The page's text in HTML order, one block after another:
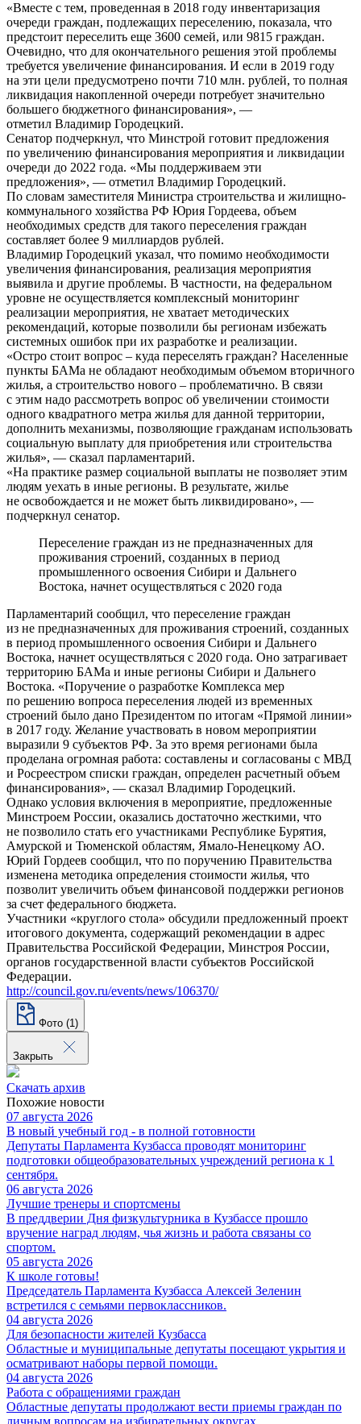
«Вместе с тем, проведенная в 2018 году инвентаризация
очереди граждан, подлежащих переселению, показала, что
предстоит переселить еще 3600 семей, или 9815 граждан.
Очевидно, что для окончательного решения этой проблемы
требуется увеличение финансирования. И если в 2019 году
на эти цели предусмотрено почти 710 млн. рублей, то полная
ликвидация накопленной очереди потребует значительно
большего бюджетного финансирования», —
отметил Владимир Городецкий.
Сенатор подчеркнул, что Минстрой готовит предложения
по увеличению финансирования мероприятия и ликвидации
очереди до 2022 года. «Мы поддерживаем эти
предложения», — отметил Владимир Городецкий.
По словам заместителя Министра строительства и жилищно-
коммунального хозяйства РФ Юрия Гордеева, объем
необходимых средств для такого переселения граждан
составляет более 9 миллиардов рублей.
Владимир Городецкий указал, что помимо необходимости
увеличения финансирования, реализация мероприятия
выявила и другие проблемы. В частности, на федеральном
уровне не осуществляется комплексный мониторинг
реализации мероприятия, не хватает методических
рекомендаций, которые позволили бы регионам избежать
системных ошибок при их разработке и реализации.
«Остро стоит вопрос – куда переселять граждан? Населенные
пункты БАМа не обладают необходимым объемом вторичного
жилья, а строительство нового – проблематично. В связи
с этим надо рассмотреть вопрос об увеличении стоимости
одного квадратного метра жилья для данной территории,
дополнить механизмы, позволяющие гражданам использовать
социальную выплату для приобретения или строительства
жилья», — сказал парламентарий.
«На практике размер социальной выплаты не позволяет этим
людям уехать в иные регионы. В результате, жилье
не освобождается и не может быть ликвидировано», —
подчеркнул сенатор.
Переселение граждан из не предназначенных для
проживания строений, созданных в период
промышленного освоения Сибири и Дальнего
Востока, начнет осуществляться с 2020 года
Парламентарий сообщил, что переселение граждан
из не предназначенных для проживания строений, созданных
в период промышленного освоения Сибири и Дальнего
Востока, начнет осуществляться с 2020 года. Оно затрагивает
территорию БАМа и иные регионы Сибири и Дальнего
Востока. «Поручение о разработке Комплекса мер
по решению вопроса переселения людей из временных
строений было дано Президентом по итогам «Прямой линии»
в 2017 году. Желание участвовать в новом мероприятии
выразили 9 субъектов РФ. За это время регионами была
проделана огромная работа: составлены и согласованы с МВД
и Росреестром списки граждан, определен расчетный объем
финансирования», — сказал Владимир Городецкий.
Однако условия включения в мероприятие, предложенные
Минстроем России, оказались достаточно жесткими, что
не позволило стать его участниками Республике Бурятия,
Амурской и Тюменской областям, Ямало-Ненецкому АО.
Юрий Гордеев сообщил, что по поручению Правительства
изменена методика определения стоимости жилья, что
позволит увеличить объем финансовой поддержки регионов
за счет федерального бюджета.
Участники «круглого стола» обсудили предложенный проект
итогового документа, содержащий рекомендации в адрес
Правительства Российской Федерации, Минстроя России,
органов государственной власти субъектов Российской
Федерации.
http://council.gov.ru/events/news/106370/
Фото (1)
Закрыть
Скачать архив
Похожие новости
07 августа 2026
В новый учебный год - в полной готовности
Депутаты Парламента Кузбасса проводят мониторинг
подготовки общеобразовательных учреждений региона к 1
сентября.
06 августа 2026
Лучшие тренеры и спортсмены
В преддверии Дня физкультурника в Кузбассе прошло
вручение наград людям, чья жизнь и работа связаны со
спортом.
05 августа 2026
К школе готовы!
Председатель Парламента Кузбасса Алексей Зеленин
встретился с семьями первоклассников.
04 августа 2026
Для безопасности жителей Кузбасса
Областные и муниципальные депутаты посещают укрытия и
осматривают наборы первой помощи.
04 августа 2026
Работа с обращениями граждан
Областные депутаты продолжают вести приемы граждан по
личным вопросам на избирательных округах.